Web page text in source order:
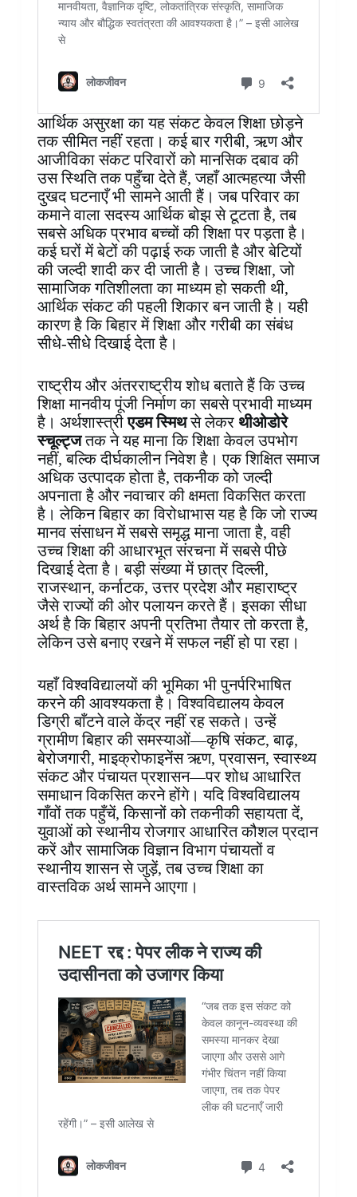
आर्थिक असुरक्षा का यह संकट केवल शिक्षा छोड़ने
तक सीमित नहीं रहता। कई बार गरीबी, ऋण और
आजीविका संकट परिवारों को मानसिक दबाव की
उस स्थिति तक पहुँचा देते हैं, जहाँ आत्महत्या जैसी
दुखद घटनाएँ भी सामने आती हैं। जब परिवार का
कमाने वाला सदस्य आर्थिक बोझ से टूटता है, तब
सबसे अधिक प्रभाव बच्चों की शिक्षा पर पड़ता है।
कई घरों में बेटों की पढ़ाई रुक जाती है और बेटियों
की जल्दी शादी कर दी जाती है। उच्च शिक्षा, जो
सामाजिक गतिशीलता का माध्यम हो सकती थी,
आर्थिक संकट की पहली शिकार बन जाती है। यही
कारण है कि बिहार में शिक्षा और गरीबी का संबंध
सीधे-सीधे दिखाई देता है।
राष्ट्रीय और अंतरराष्ट्रीय शोध बताते हैं कि उच्च
शिक्षा मानवीय पूंजी निर्माण का सबसे प्रभावी माध्यम
है। अर्थशास्त्रीएडम स्मिथसे लेकर थीओडोरे
स्चूल्ट्जतक ने यह माना कि शिक्षा केवल उपभोग
नहीं, बल्कि दीर्घकालीन निवेश है। एक शिक्षित समाज
अधिक उत्पादक होता है, तकनीक को जल्दी
अपनाता है और नवाचार की क्षमता विकसित करता
है। लेकिन बिहार का विरोधाभास यह है कि जो राज्य
मानव संसाधन में सबसे समृद्ध माना जाता है, वही
उच्च शिक्षा की आधारभूत संरचना में सबसे पीछे
दिखाई देता है। बड़ी संख्या में छात्र दिल्ली,
राजस्थान, कर्नाटक, उत्तर प्रदेश और महाराष्ट्र
जैसे राज्यों की ओर पलायन करते हैं। इसका सीधा
अर्थ है कि बिहार अपनी प्रतिभा तैयार तो करता है,
लेकिन उसे बनाए रखने में सफल नहीं हो पा रहा।
यहाँ विश्वविद्यालयों की भूमिका भी पुनर्परिभाषित
करने की आवश्यकता है। विश्वविद्यालय केवल
डिग्री बाँटने वाले केंद्र नहीं रह सकते। उन्हें
ग्रामीण बिहार की समस्याओं—कृषि संकट, बाढ़,
बेरोजगारी, माइक्रोफाइनेंस ऋण, प्रवासन, स्वास्थ्य
संकट और पंचायत प्रशासन—पर शोध आधारित
समाधान विकसित करने होंगे। यदि विश्वविद्यालय
गाँवों तक पहुँचें, किसानों को तकनीकी सहायता दें,
युवाओं को स्थानीय रोजगार आधारित कौशल प्रदान
करें और सामाजिक विज्ञान विभाग पंचायतों व
स्थानीय शासन से जुड़ें, तब उच्च शिक्षा का
वास्तविक अर्थ सामने आएगा।